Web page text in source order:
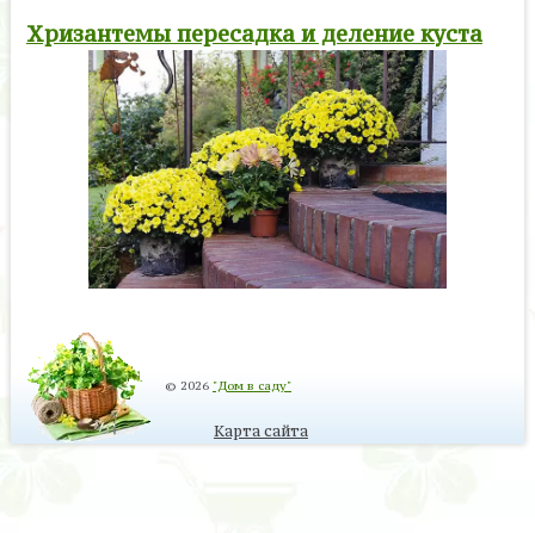
Хризантемы пересадка и деление куста
© 2026 "Дом в саду"
Карта сайта